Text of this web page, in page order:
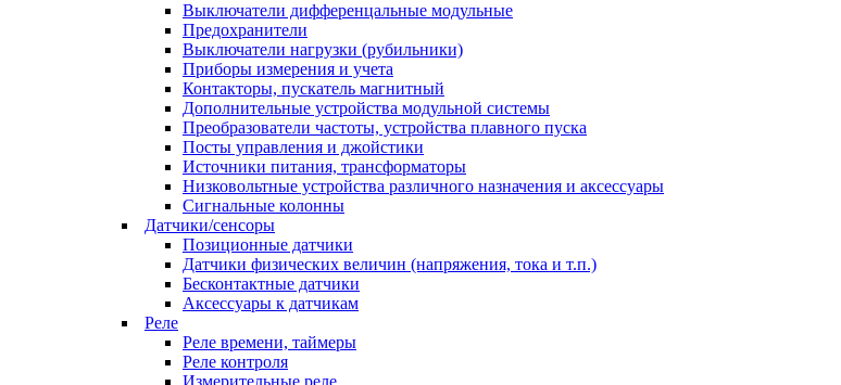
Выключатели дифференцальные модульные
Предохранители
Выключатели нагрузки (рубильники)
Приборы измерения и учета
Контакторы, пускатель магнитный
Дополнительные устройства модульной системы
Преобразователи частоты, устройства плавного пуска
Посты управления и джойстики
Источники питания, трансформаторы
Низковольтные устройства различного назначения и аксессуары
Сигнальные колонны
Датчики/сенсоры
Позиционные датчики
Датчики физических величин (напряжения, тока и т.п.)
Бесконтактные датчики
Аксессуары к датчикам
Реле
Реле времени, таймеры
Реле контроля
Измерительные реле